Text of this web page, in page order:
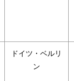
ドイツ・ベルリ
ン